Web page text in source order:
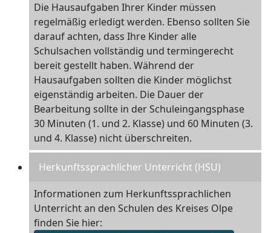
Die Hausaufgaben Ihrer Kinder müssen
regelmäßig erledigt werden. Ebenso sollten Sie
darauf achten, dass Ihre Kinder alle
Schulsachen vollständig und termingerecht
bereit gestellt haben. Während der
Hausaufgaben sollten die Kinder möglichst
eigenständig arbeiten. Die Dauer der
Bearbeitung sollte in der Schuleingangsphase
30 Minuten (1. und 2. Klasse) und 60 Minuten (3.
und 4. Klasse) nicht überschreiten.
Herkunftssprachlicher Unterricht (HSU)
Informationen zum Herkunftssprachlichen
Unterricht an den Schulen des Kreises Olpe
finden Sie hier: